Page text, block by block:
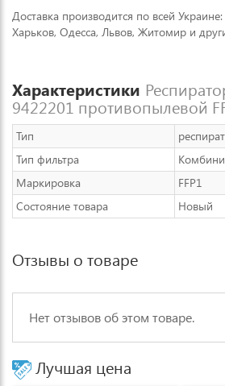
Доставка производится по всей
Харьков, Одесса, Львов, Житомир и
Характеристики
9422201 противопылевой
Тип
Тип фильтра
Маркировка
FFP1
Состояние товара
Новый
Отзывы о товаре
Нет отзывов об этом товаре.
Лучшая цена